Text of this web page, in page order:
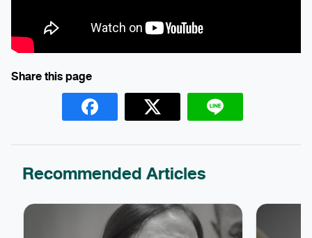
Recommended Articles